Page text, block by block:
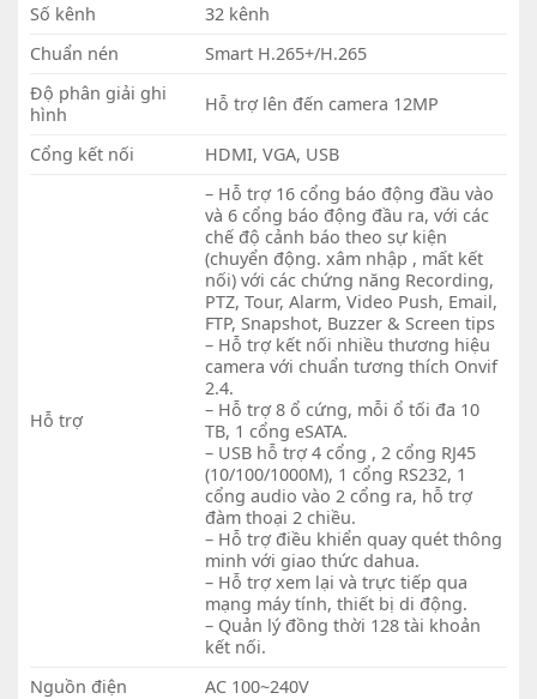
Số kênh
32 kênh
Chuẩn nén
Smart H.265+/H.265
Độ phân giải ghi
hình
Hỗ trợ lên đến camera 12MP
Cổng kết nối HDMI, VGA, USB
Hỗ trợ
– Hỗ trợ 16 cổng báo động đầu vào
và 6 cổng báo động đầu ra, với các
chế độ cảnh báo theo sự kiện
(chuyển động. xâm nhập , mất kết
nối) với các chứng năng Recording,
PTZ, Tour, Alarm, Video Push, Email,
FTP, Snapshot, Buzzer & Screen tips
– Hỗ trợ kết nối nhiều thương hiệu
camera với chuẩn tương thích Onvif
2.4.
– Hỗ trợ 8 ổ cứng, mỗi ổ tối đa 10
TB, 1 cổng eSATA.
– USB hỗ trợ 4 cổng , 2 cổng RJ45
(10/100/1000M), 1 cổng RS232, 1
cổng audio vào 2 cổng ra, hỗ trợ
đàm thoại 2 chiều.
– Hỗ trợ điều khiển quay quét thông
minh với giao thức dahua.
– Hỗ trợ xem lại và trực tiếp qua
mạng máy tính, thiết bị di động.
– Quản lý đồng thời 128 tài khoản
kết nối.
Nguồn điện
AC 100~240V